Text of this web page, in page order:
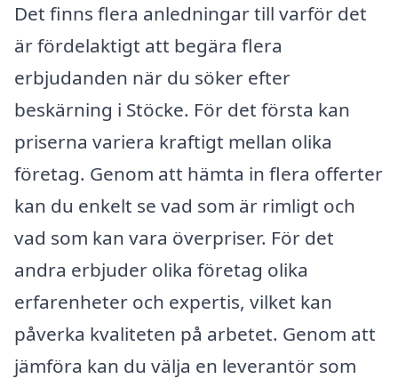
Det finns flera anledningar till varför det
är fördelaktigt att begära flera
erbjudanden när du söker efter
beskärning i Stöcke. För det första kan
priserna variera kraftigt mellan olika
företag. Genom att hämta in flera offerter
kan du enkelt se vad som är rimligt och
vad som kan vara överpriser. För det
andra erbjuder olika företag olika
erfarenheter och expertis, vilket kan
påverka kvaliteten på arbetet. Genom att
jämföra kan du välja en leverantör som